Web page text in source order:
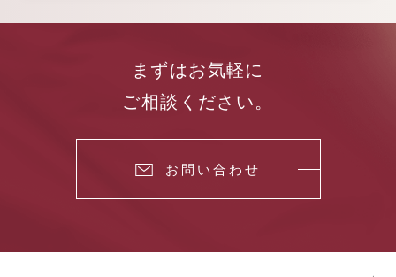
まずはお気軽に
ご相談ください。
お問い合わせ